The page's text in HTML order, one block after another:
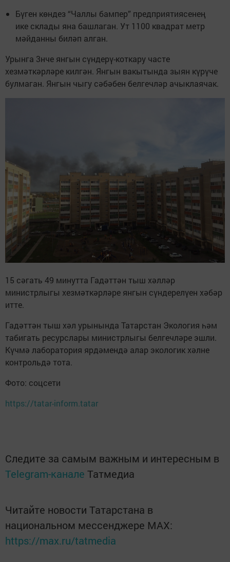
Бүген көндез “Чаллы бампер” предприятиясенең
ике склады яна башлаган. Ут 1100 квадрат метр
мәйданны биләп алган.
Урынга 3нче янгын сүндерү-коткару часте
хезмәткәрләре килгән. Янгын вакытында зыян күрүче
булмаган. Янгын чыгу сәбәбен белгечләр ачыклаячак.
15 сәгать 49 минутта Гадәттән тыш хәлләр
министрлыгы хезмәткәрләре янгын сүндерелүен хәбәр
итте.
Гадәттән тыш хәл урынында Татарстан Экология һәм
табигать ресурслары министрлыгы белгечләре эшли.
Күчмә лаборатория ярдәмендә алар экологик хәлне
контрольдә тота.
Фото: соцсети
https://tatar-inform.tatar
Следите за самым важным и интересным в
Telegram-канале Татмедиа
Читайте новости Татарстана в
национальном мессенджере MАХ:
https://max.ru/tatmedia